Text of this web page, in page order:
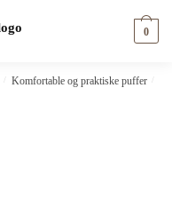
0
Komfortable og praktiske puffer